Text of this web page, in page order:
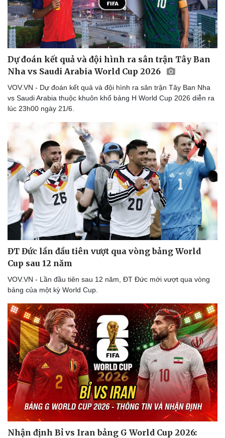
eSports
Hậu trường
Dự đoán kết quả và đội hình ra sân trận Tây Ban
Nha vs Saudi Arabia World Cup 2026
VOV.VN - Dự đoán kết quả và đội hình ra sân trận Tây Ban Nha
vs Saudi Arabia thuộc khuôn khổ bảng H World Cup 2026 diễn ra
lúc 23h00 ngày 21/6.
ĐT Đức lần đầu tiên vượt qua vòng bảng World
Cup sau 12 năm
VOV.VN - Lần đầu tiên sau 12 năm, ĐT Đức mới vượt qua vòng
bảng của một kỳ World Cup.
Nhận định Bỉ vs Iran bảng G World Cup 2026: